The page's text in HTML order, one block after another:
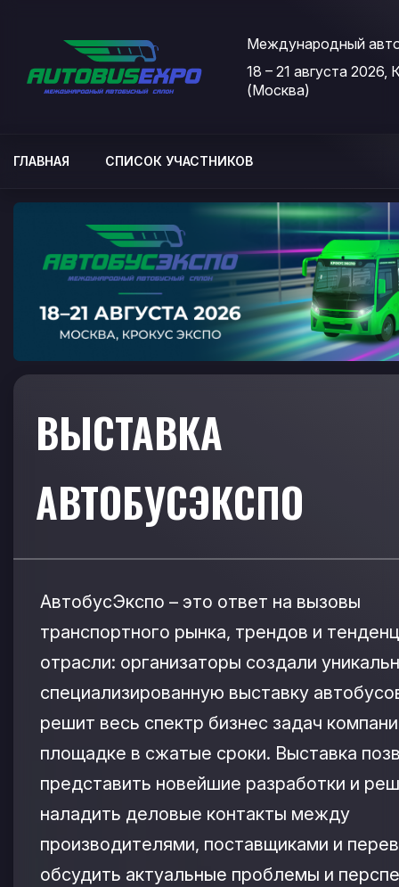
Международный
18 – 21 августа 2026,
(Москва)
ГЛАВНАЯ СПИСОК УЧАСТНИКОВ
ВЫСТАВКА
АВТОБУСЭКСПО
АвтобусЭкспо – это ответ на вызовы
транспортного рынка, трендов и
отрасли: организаторы создали
специализированную выставку
решит весь спектр бизнес задач
площадке в сжатые сроки. Выставка
представить новейшие разработки и
наладить деловые контакты между
производителями, поставщиками и
обсудить актуальные проблемы и
Мероприятия
О сервисе
Контакты
Организаторам
СПРАВКА
Посетителям